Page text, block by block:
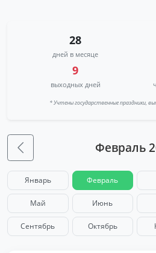
28
дней в месяце
9
выходных дней
* Учтены государственные праздники,
Февраль
Январь Февраль
Май Июнь
Сентябрь Октябрь